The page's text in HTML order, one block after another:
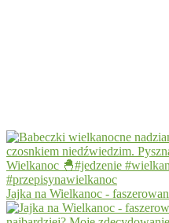
Jajka na Wielkanoc -